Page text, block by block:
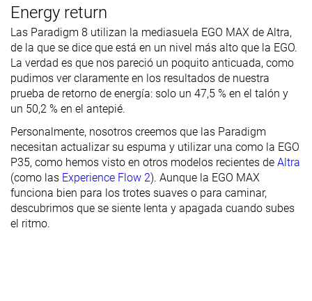
Energy return
Las Paradigm 8 utilizan la mediasuela EGO MAX de Altra,
de la que se dice que está en un nivel más alto que la EGO.
La verdad es que nos pareció un poquito anticuada, como
pudimos ver claramente en los resultados de nuestra
prueba de retorno de energía: solo un 47,5 % en el talón y
un 50,2 % en el antepié.
Personalmente, nosotros creemos que las Paradigm
necesitan actualizar su espuma y utilizar una como la EGO
P35, como hemos visto en otros modelos recientes de Altra
(como las Experience Flow 2). Aunque la EGO MAX
funciona bien para los trotes suaves o para caminar,
descubrimos que se siente lenta y apagada cuando subes
el ritmo.